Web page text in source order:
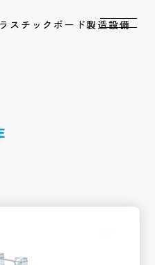
スチックボード製造設備